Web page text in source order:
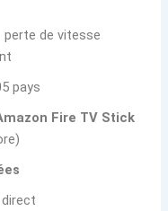
de vitesse
pays
Fire TV Stick